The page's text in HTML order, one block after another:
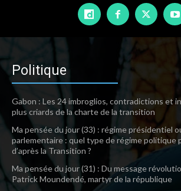
Politique
Gabon : Les 24 imbroglios, contradictions et
plus criards de la charte de la transition
Ma pensée du jour (33) : régime présidentiel
parlementaire : quel type de régime politique
d’après la Transition ?
Ma pensée du jour (31) : Du message
Patrick Moundendé, martyr de la république